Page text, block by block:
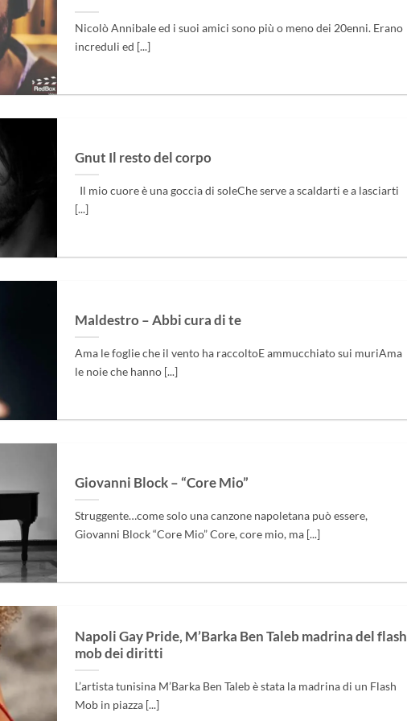
Nicolò Annibale ed i suoi amici sono più o meno dei 20enni. Erano
increduli ed [...]
Gnut Il resto del corpo
Il mio cuore è una goccia di soleChe serve a scaldarti e a lasciarti
[...]
Maldestro – Abbi cura di te
Ama le foglie che il vento ha raccoltoE ammucchiato sui muriAma
le noie che hanno [...]
Giovanni Block – “Core Mio”
Struggente…come solo una canzone napoletana può essere,
Giovanni Block “Core Mio” Core, core mio, ma [...]
Napoli Gay Pride, M’Barka Ben Taleb madrina del flash
mob dei diritti
L’artista tunisina M’Barka Ben Taleb è stata la madrina di un Flash
Mob in piazza [...]